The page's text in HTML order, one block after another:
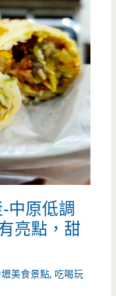
中原低調
亮點，甜
美食景點, 吃喝玩